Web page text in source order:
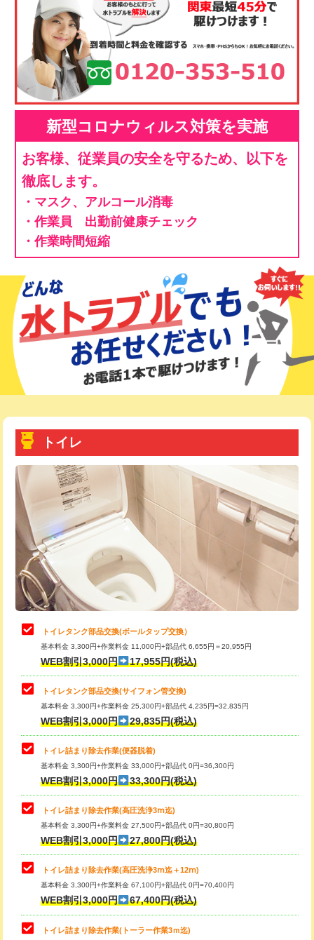
新型コロナウィルス対策を実施
お客様、従業員の安全を守るため、以下を
徹底します。
・マスク、アルコール消毒
・作業員 出勤前健康チェック
・作業時間短縮
トイレ
トイレタンク部品交換(ボールタップ交換）
基本料金 3,300円+作業料金 11,000円+部品代 6,655円＝20,955円
WEB割引3,000円 17,955円(税込)
トイレタンク部品交換(サイフォン管交換)
基本料金 3,300円+作業料金 25,300円+部品代 4,235円=32,835円
WEB割引3,000円 29,835円(税込)
トイレ詰まり除去作業(便器脱着)
基本料金 3,300円+作業料金 33,000円+部品代 0円=36,300円
WEB割引3,000円 33,300円(税込)
トイレ詰まり除去作業(高圧洗浄3ⅿ迄)
基本料金 3,300円+作業料金 27,500円+部品代 0円=30,800円
WEB割引3,000円 27,800円(税込)
トイレ詰まり除去作業(高圧洗浄3ⅿ迄＋12ⅿ)
基本料金 3,300円+作業料金 67,100円+部品代 0円=70,400円
WEB割引3,000円 67,400円(税込)
トイレ詰まり除去作業(トーラー作業3ｍ迄)